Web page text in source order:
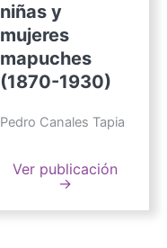
niñas y
mujeres
mapuches
(1870-1930)
Pedro Canales Tapia
Ver publicación
→